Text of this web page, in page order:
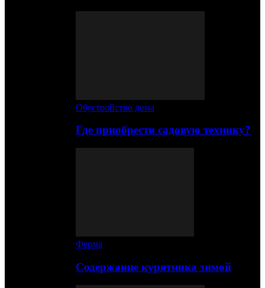
Обустройство дома
Где приобрести садовую технику?
Ферма
Содержание курятника зимой